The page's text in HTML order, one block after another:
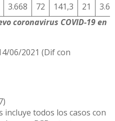
3.668 72 141,3 21
coronavirus COVID-19 en
06/2021 (Dif con
incluye todos los casos con